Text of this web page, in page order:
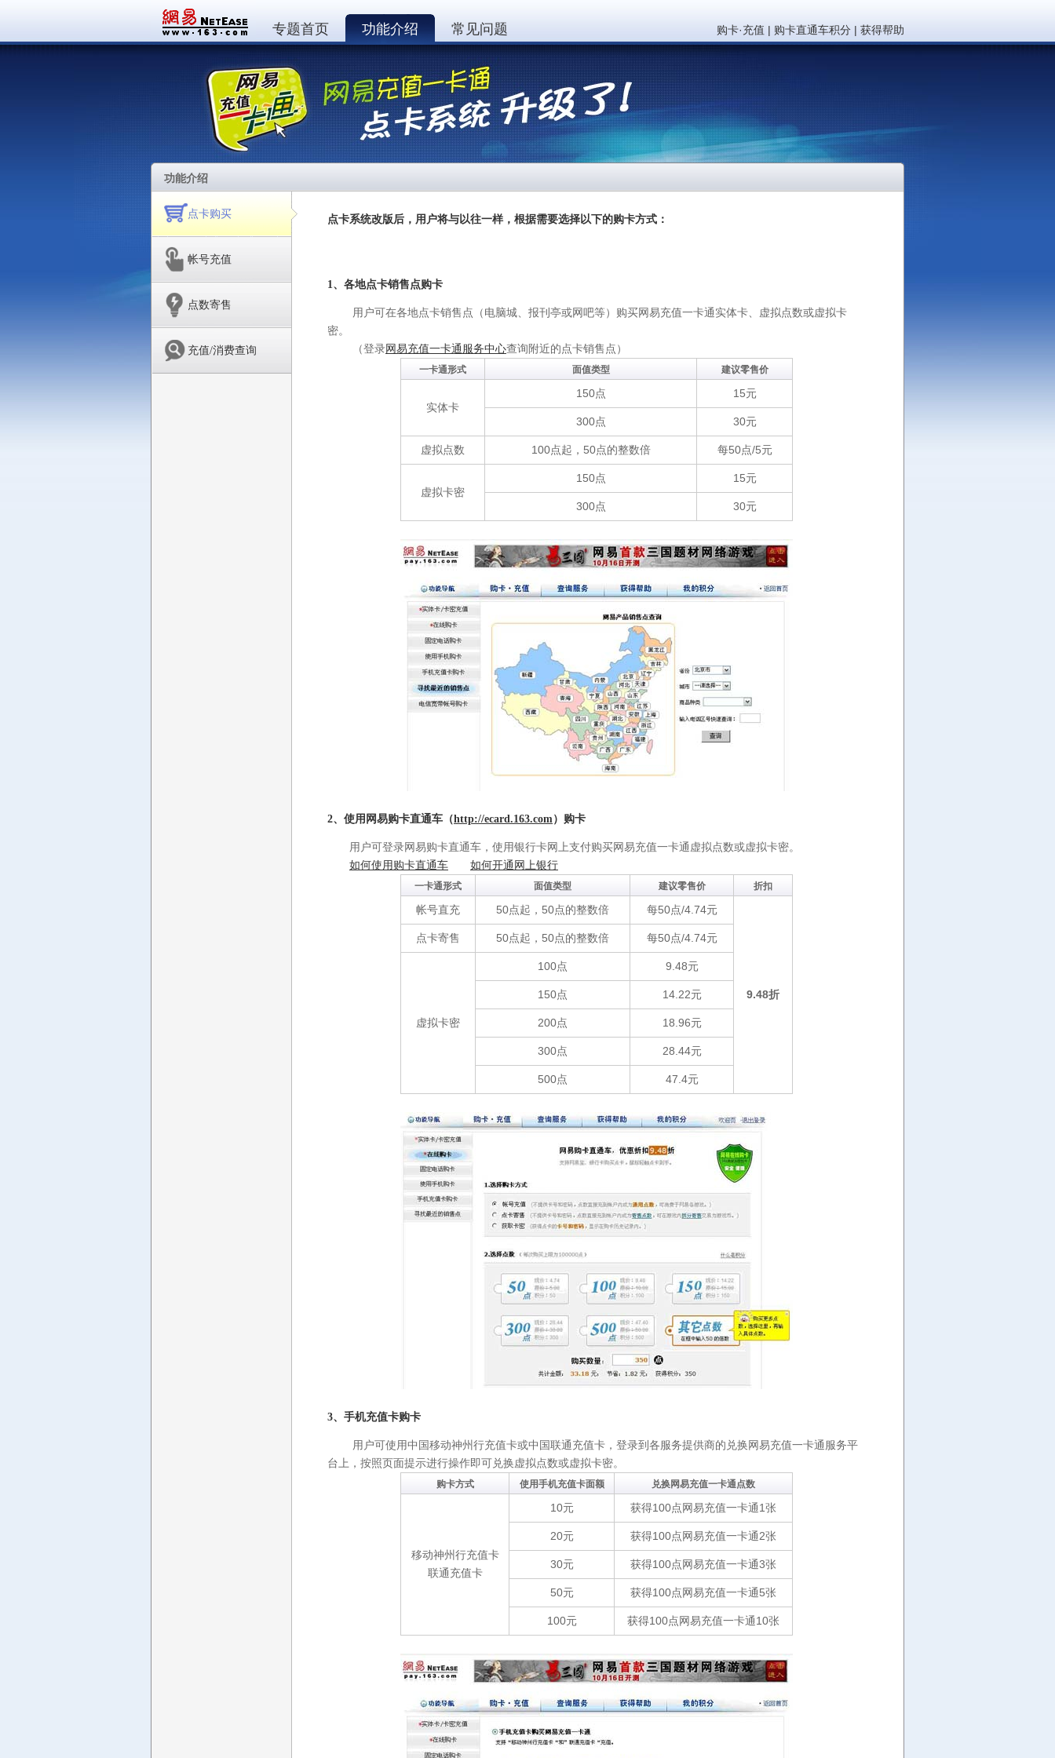
专题首页 功能介绍 常见问题 购卡·充值 | 购卡直通车积分 | 获得帮助
功能介绍
点卡购买
帐号充值
点数寄售
充值/消费查询
点卡系统改版后，用户将与以往一样，根据需要选择以下的购卡方式：
1、各地点卡销售点购卡
用户可在各地点卡销售点（电脑城、报刊亭或网吧等）购买网易充值一卡通实体卡、虚拟点数或虚拟卡
密。
（登录网易充值一卡通服务中心查询附近的点卡销售点）
一卡通形式 面值类型 建议零售价
实体卡
150点 15元
300点 30元
虚拟点数 100点起，50点的整数倍 每50点/5元
虚拟卡密
150点 15元
300点 30元
2、使用网易购卡直通车（http://ecard.163.com）购卡
用户可登录网易购卡直通车，使用银行卡网上支付购买网易充值一卡通虚拟点数或虚拟卡密。
如何使用购卡直通车
如何开通网上银行
一卡通形式 面值类型 建议零售价 折扣
帐号直充 50点起，50点的整数倍 每50点/4.74元
9.48折
点卡寄售 50点起，50点的整数倍 每50点/4.74元
虚拟卡密
100点 9.48元
150点 14.22元
200点 18.96元
300点 28.44元
500点 47.4元
3、手机充值卡购卡
用户可使用中国移动神州行充值卡或中国联通充值卡，登录到各服务提供商的兑换网易充值一卡通服务平
台上，按照页面提示进行操作即可兑换虚拟点数或虚拟卡密。
购卡方式 使用手机充值卡面额 兑换网易充值一卡通点数
移动神州行充值卡
联通充值卡
10元 获得100点网易充值一卡通1张
20元 获得100点网易充值一卡通2张
30元 获得100点网易充值一卡通3张
50元 获得100点网易充值一卡通5张
100元 获得100点网易充值一卡通10张